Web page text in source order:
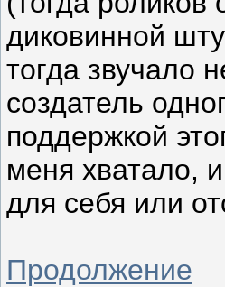
диковинной
тогда звучало
создатель
поддержкой
меня хватало,
для себя или
Продолжение